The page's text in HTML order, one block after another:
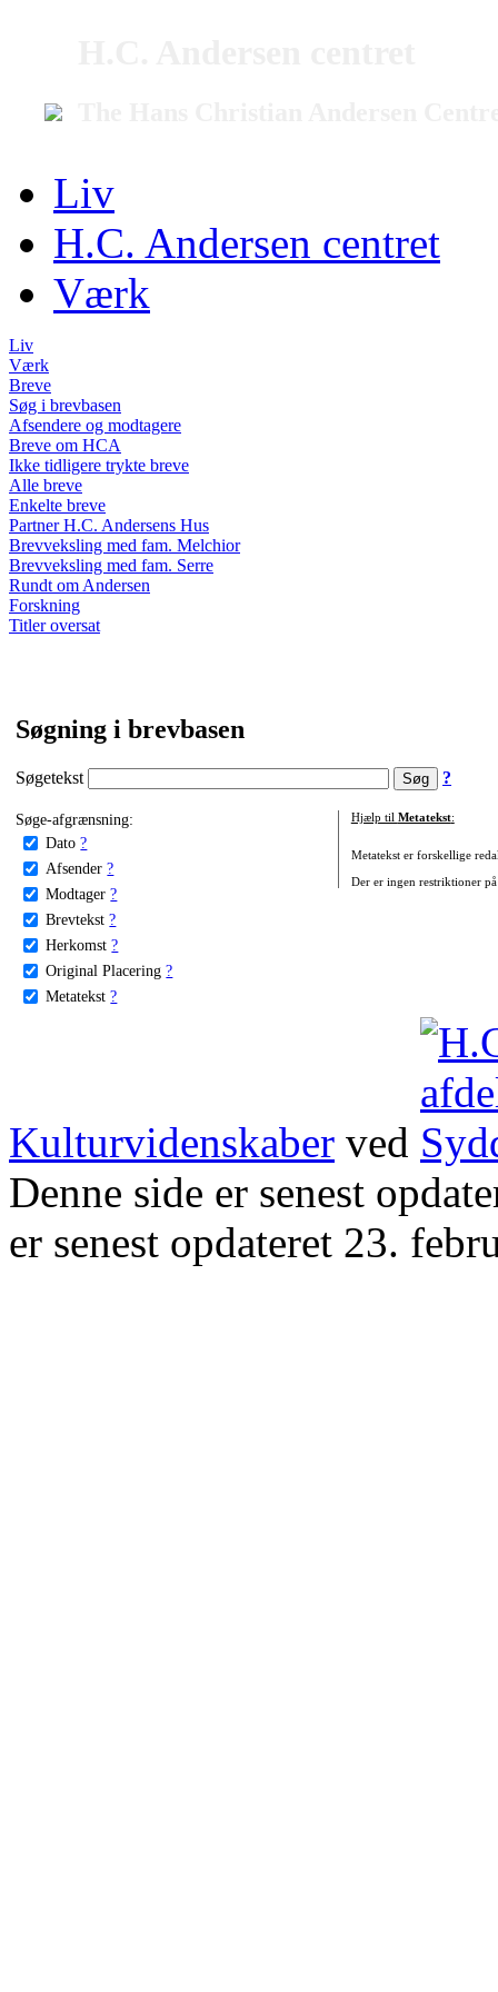
Liv
H.C. Andersen centret
Værk
Liv
Værk
Breve
Søg i brevbasen
Afsendere og modtagere
Breve om HCA
Ikke tidligere trykte breve
Alle breve
Enkelte breve
Partner H.C. Andersens Hus
Brevveksling med fam. Melchior
Brevveksling med fam. Serre
Rundt om Andersen
Forskning
Titler oversat
Søgning i brevbasen
Søgetekst ?
Søge-afgrænsning:
Dato ?
Afsender ?
Modtager ?
Brevtekst ?
Herkomst ?
Original Placering ?
Metatekst ?
Hjælp til Metatekst:
Metatekst er forskellige
Der er ingen restriktioner
Kulturvidenskaber ved
Denne side er senest
er senest opdateret 23.